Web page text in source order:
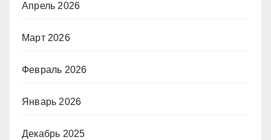
Апрель 2026
Март 2026
Февраль 2026
Январь 2026
Декабрь 2025